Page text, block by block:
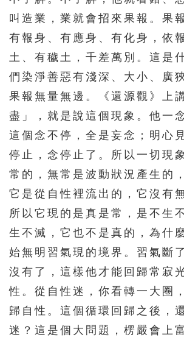
396 397 398
401 402 403
406 407 408
411 412 413
416 417 418
426 427 428
431 432 433
436 437 438
441 442 443
451 452 453
456 457 458
461 462 463
叫造業，業就會招來果報。果
有報身、有應身、有化身，依
土、有穢土，千差萬別。這是
們染淨善惡有淺深、大小、廣
果報無量無邊。《還源觀》上
盡」，就是說這個現象。他一
這個念不停，全是妄念；明心
停止，念停止了。所以一切現
常的，無常是波動狀況產生的
它是從自性裡流出的，它沒有
所以它現的是真是常，是不生
生不滅，它也不是真的，為什
始無明習氣現的境界。習氣斷
沒有了，這樣他才能回歸常寂
性。從自性迷，你看轉一大圈
歸自性。這個循環回歸之後，
迷？這是個大問題，楞嚴會上